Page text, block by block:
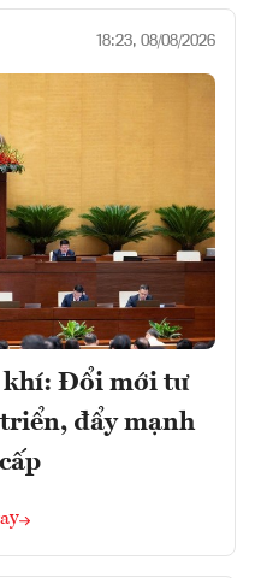
18:23, 08/08/2026
khí: Đổi mới tư
đẩy mạnh